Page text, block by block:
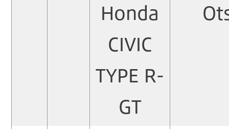
Honda
CIVIC
TYPE R-
GT